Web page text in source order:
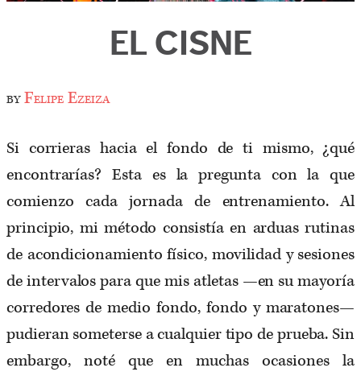
EL CISNE
byFelipe Ezeiza
Si corrieras hacia el fondo de ti mismo, ¿qué
encontrarías? Esta es la pregunta con la que
comienzo cada jornada de entrenamiento. Al
principio, mi método consistía en arduas rutinas
de acondicionamiento físico, movilidad y sesiones
de intervalos para que mis atletas —en su mayoría
corredores de medio fondo, fondo y maratones—
pudieran someterse a cualquier tipo de prueba. Sin
embargo, noté que en muchas ocasiones la